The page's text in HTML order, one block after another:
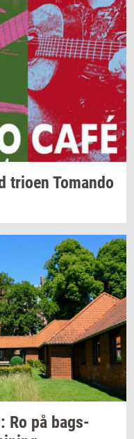
trio­en To­man­do
Ro på bags­